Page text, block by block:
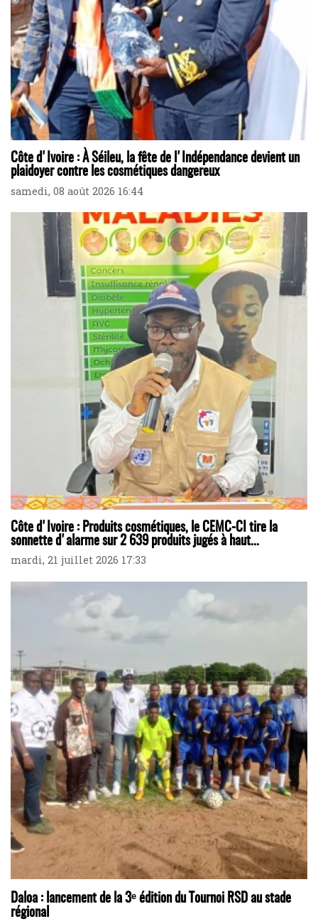
Côte d'Ivoire : À Séileu, la fête de l'Indépendance devient un
plaidoyer contre les cosmétiques dangereux
samedi, 08 août 2026 16:44
Côte d'Ivoire : Produits cosmétiques, le CEMC-CI tire la
sonnette d'alarme sur 2 639 produits jugés à haut...
mardi, 21 juillet 2026 17:33
Daloa : lancement de la 3ᵉ édition du Tournoi RSD au stade
régional